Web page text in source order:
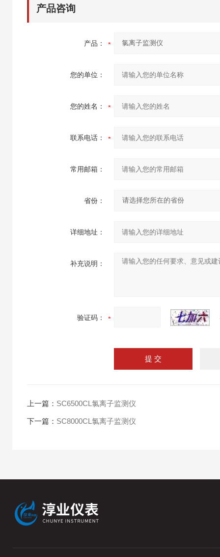
产品咨询
产品：
您的单位：
您的姓名：
联系电话：
常用邮箱：
省份：
详细地址：
补充说明：
验证码：
上一篇： SC6500CL氯离子监测仪
下一篇： SC8000CL氯离子监测仪